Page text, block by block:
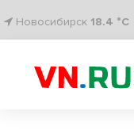
Новосибирск 18.4 °C